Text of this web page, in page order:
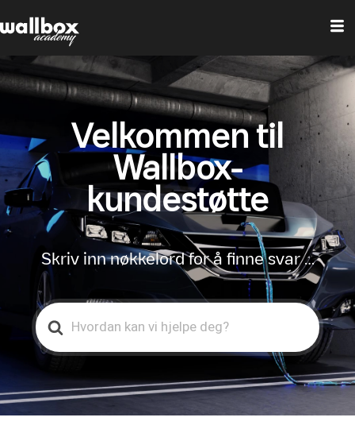
Velkommen til
Wallbox-
kundestøtte
Skriv inn nøkkelord for å finne svar …
Search
For